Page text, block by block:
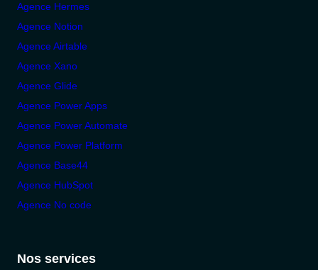
Agence Hermes
Agence Notion
Agence Airtable
Agence Xano
Agence Glide
Agence Power Apps
Agence Power Automate
Agence Power Platform
Agence Base44
Agence HubSpot
Agence No code
Nos services